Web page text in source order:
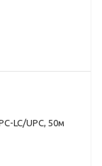
LC/UPC, 50м